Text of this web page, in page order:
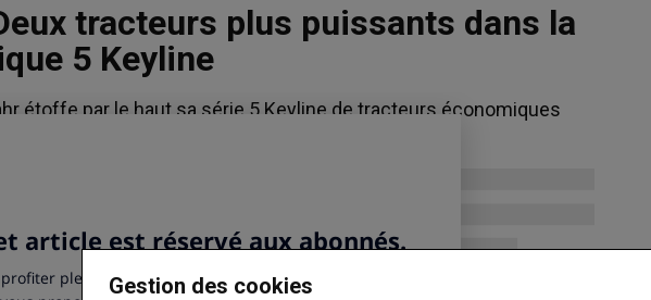
tracteurs plus puissants dans la
5 Keyline
étoffe par le haut sa série 5 Keyline de tracteurs économiques
115 et 125 ch.
Gestion des cookies